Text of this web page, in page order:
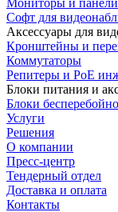
Мониторы и панели
Софт для
Аксессуары для
Кронштейны и
Коммутаторы
Репитеры и PoE
Блоки питания и
Блоки
Услуги
Решения
О компании
Пресс-центр
Тендерный отдел
Доставка и оплата
Контакты